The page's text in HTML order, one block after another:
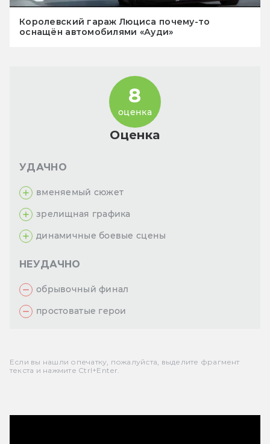
Королевский гараж Люциса почему-то
оснащён автомобилями «Ауди»
Оценка
8
оценка
УДАЧНО
вменяемый сюжет
зрелищная графика
динамичные боевые сцены
НЕУДАЧНО
обрывочный финал
простоватые герои
Если вы нашли опечатку, пожалуйста, выделите фрагмент
текста и нажмите Ctrl+Enter.